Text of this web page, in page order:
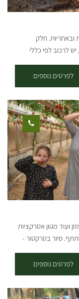
ובאחריות. חלק
לרכוב לפי כללי
פארק שרשרת מערב
- אורך 7.5 ק"מ. בתרונות גרר (סימון ירוק וסימון
כחול) – אורך 14.5 ק"מ. פארק שרשרת מזרח (סימון כחול) – אורך 16 ק"מ.
אזור הטיול: נחל גרר
הוא עובר במספר
שרשרת הנעים, בו
הרכיבה בסינגל היא
יוצא מהחניון על
הגדה הדרומית של נחל גרר, בין הבתרונות לעצים. לאחר כ-3 ק"מ הסינגל
הקצר או שמאלה
שדות, קירות לס
בשטח עם קק"ל
לפרטים נוספים
ועוד מגוון אטרקציות
תותים - 60 ש״ח למשתתף. סיור בטרקטור -
לפרטים נוספים